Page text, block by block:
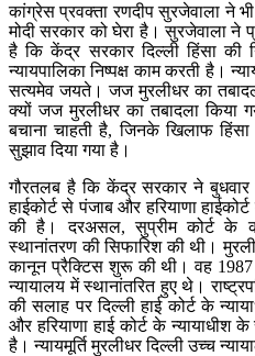
कांग्रेस प्रवक्‍ता रणदीप सुरजेवाला ने
मोदी सरकार को घेरा है। सुरजेवाला
है कि केंद्र सरकार दिल्‍ली हिंसा की
न्यायपालिका निष्‍पक्ष काम करती है।
सत्‍यमेव जयते। जज मुरलीधर का
क्‍यों जज मुरलीधर का तबादला किया
बचाना चाहती है, जिनके खिलाफ
सुझाव दिया गया है।
गौरतलब है कि केंद्र सरकार ने बुधवार
हाईकोर्ट से पंजाब और हरियाणा
की है। दरअसल, सुप्रीम कोर्ट के
स्थानांतरण की सिफारिश की थी।
कानून प्रैक्टिस शुरू की थी। वह 1987
न्यायालय में स्थानांतरित हुए थे।
की सलाह पर दिल्ली हाई कोर्ट के
और हरियाणा हाई कोर्ट के न्यायाधीश
है। न्यायमूर्ति मुरलीधर दिल्ली उच्च